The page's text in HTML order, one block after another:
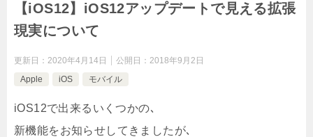
【iOS12】iOS12アップデートで見える拡張
現実について
更新日： 2020年4月14日 公開日： 2018年9月2日
Apple
iOS モバイル
iOS12で出来るいくつかの､
新機能をお知らせしてきましたが､